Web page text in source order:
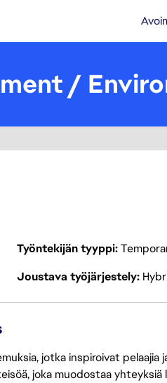
/
Työntekijän tyyppi
Joustava työjärjestely
jotka inspiroivat pelaajia
joka muodostaa yhteyksiä